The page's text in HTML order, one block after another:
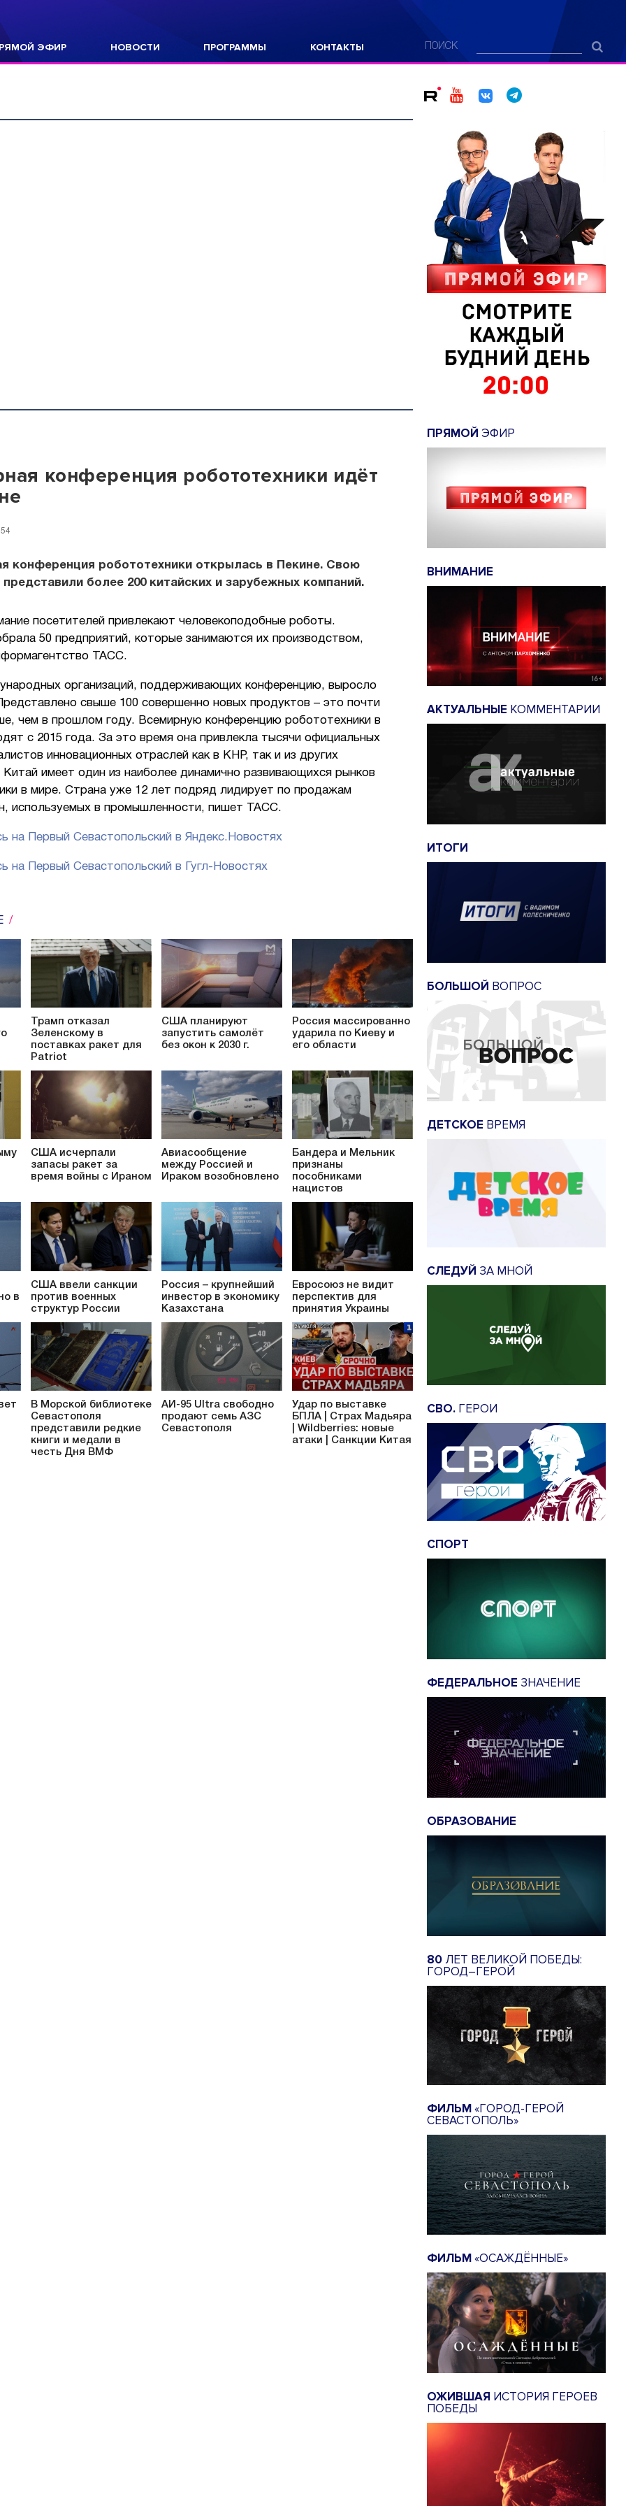
ЭФИР НОВОСТИ ПРОГРАММЫ КОНТАКТЫ ПОИСК
конференция робототехники идёт
конференция робототехники открылась в Пекине. Свою
более 200 китайских и зарубежных компаний.
посетителей привлекают человекоподобные роботы.
50 предприятий, которые занимаются их производством,
ТАСС.
организаций, поддерживающих конференцию, выросло
свыше 100 совершенно новых продуктов – это почти
чем в прошлом году. Всемирную конференцию робототехники в
с 2015 года. За это время она привлекла тысячи официальных
инновационных отраслей как в КНР, так и из других
Китай имеет один из наиболее динамично развивающихся рынков
в мире. Страна уже 12 лет подряд лидирует по продажам
используемых в промышленности, пишет ТАСС.
на Первый Севастопольский в Яндекс.Новостях
на Первый Севастопольский в Гугл-Новостях
Трамп отказал
Зеленскому в
поставках ракет для
Patriot
США планируют
запустить самолёт
без окон к 2030 г.
Россия массированно
ударила по Киеву и
его области
США исчерпали
запасы ракет за
время войны с Ираном
Авиасообщение
между Россией и
Ираком возобновлено
Бандера и Мельник
признаны
пособниками
нацистов
в
США ввели санкции
против военных
структур России
Россия – крупнейший
инвестор в экономику
Казахстана
Евросоюз не видит
перспектив для
принятия Украины
В Морской библиотеке
Севастополя
представили редкие
книги и медали в
честь Дня ВМФ
АИ-95 Ultra свободно
продают семь АЗС
Севастополя
Удар по выставке
БПЛА | Страх Мадьяра
| Wildberries: новые
атаки | Санкции Китая
ПРЯМОЙ ЭФИР
ВНИМАНИЕ
АКТУАЛЬНЫЕ КОММЕНТАРИИ
ИТОГИ
БОЛЬШОЙ ВОПРОС
ДЕТСКОЕ ВРЕМЯ
СЛЕДУЙ ЗА МНОЙ
СВО. ГЕРОИ
СПОРТ
ФЕДЕРАЛЬНОЕ ЗНАЧЕНИЕ
ОБРАЗОВАНИЕ
80 ЛЕТ ВЕЛИКОЙ ПОБЕДЫ:
ГОРОД–ГЕРОЙ
ФИЛЬМ«ГОРОД-ГЕРОЙ
СЕВАСТОПОЛЬ»
ФИЛЬМ«ОСАЖДЁННЫЕ»
ОЖИВШАЯ ИСТОРИЯ ГЕРОЕВ
ПОБЕДЫ